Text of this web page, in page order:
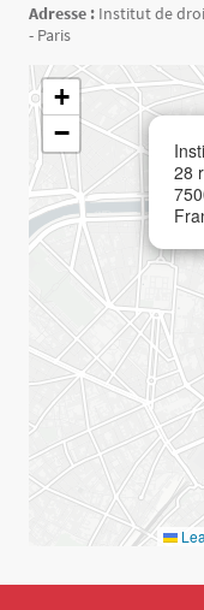
Adresse : Institut de
- Paris
Géolocalisation
28
+
−